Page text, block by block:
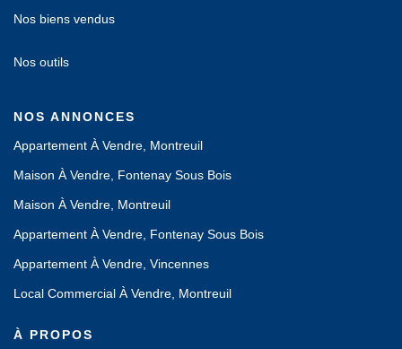
Nos biens vendus
Nos outils
NOS ANNONCES
Appartement À Vendre, Montreuil
Maison À Vendre, Fontenay Sous Bois
Maison À Vendre, Montreuil
Appartement À Vendre, Fontenay Sous Bois
Appartement À Vendre, Vincennes
Local Commercial À Vendre, Montreuil
À PROPOS